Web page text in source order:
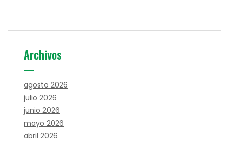
Archivos
agosto 2026
julio 2026
junio 2026
mayo 2026
abril 2026